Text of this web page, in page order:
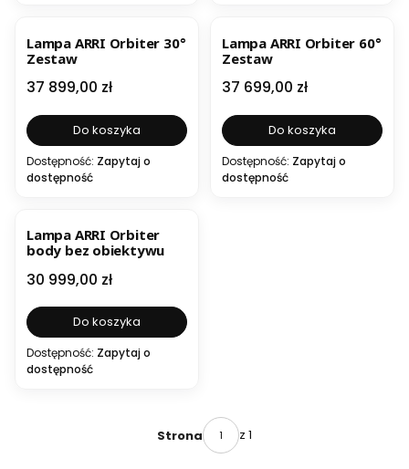
Lampa ARRI Orbiter 30°
Zestaw
Cena
37 899,00 zł
Do koszyka
Dostępność: Zapytaj o
dostępność
Lampa ARRI Orbiter 60°
Zestaw
Cena
37 699,00 zł
Do koszyka
Dostępność: Zapytaj o
dostępność
Lampa ARRI Orbiter
body bez obiektywu
Cena
30 999,00 zł
Do koszyka
Dostępność: Zapytaj o
dostępność
Strona z 1